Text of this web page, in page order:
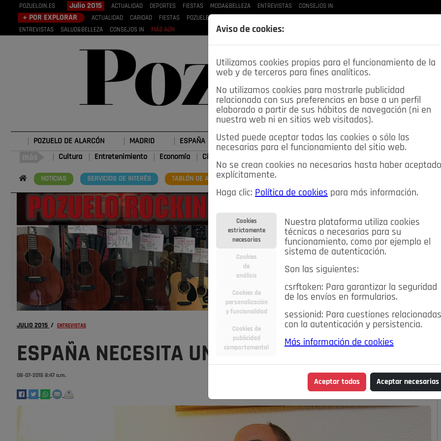
POZUELOIN.ES Julio 2015 ACTUALIDAD DEPORTES FIESTAS MODA&BELLEZA ENTREVISTAS CONSEJOS IN
+ POR EXPLORAR ACTUALIDAD CARIDAD FIESTAS POZUELEROS
ENTREVISTAS
SALUD&BELLEZA CONSEJOS IN MÁS AÚN
POZUELO DE ALARCÓN MADRID ESPAÑA DEPORTES OPINIÓN IN SALUD 🔴 EN DIRECTO
Cultura Entretenimiento Economía Ciencia&Tecnología
NOTICIAS SERVICIOS DE INTERÉS TABLÓN DE ANUNCIOS MIS ANUNCIOS
JULIO 2015 / ENTREVISTAS
ESPAÑA NECESITA UN MINISTERIO DEL MAR
08-07-2015 8:47 a.m.
Aviso de cookies:
Utilizamos cookies propias para el funcionamiento de la
web y de terceros para fines analíticos.
No utilizamos cookies para mostrarle publicidad
relacionada con sus preferencias en base a un perfil
elaborado a partir de sus hábitos de navegación (ni en
nuestra web ni en sitios web visitados).
Usted puede aceptar todas las cookies o sólo las
necesarias para el funcionamiento del sitio web.
No se crean cookies no necesarias hasta haber aceptado
explícitamente.
Haga clic: Política de cookies para más información.
Cookies
estrictamente
necesarias
Cookies
de
análisis
Cookies de
personalización
y funcionalidad
Cookies de
publicidad
comportamental
Nuestra plataforma utiliza cookies
técnicas o necesarias para su
funcionamiento, como por ejemplo el
sistema de autenticación.
Son las siguientes:
csrftoken: Para garantizar la seguridad
de los envíos en formularios.
sessionid: Para cuestiones relacionadas
con la autenticación y persistencia.
Más información de cookies
Aceptar todas Aceptar necesarias